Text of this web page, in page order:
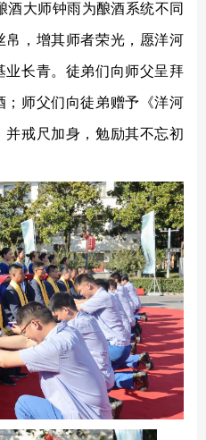
酒大师钟雨为酿酒系统不同
帛，增其师者荣光，愿洋河
长青。徒弟们向师父呈拜
；师父们向徒弟赠予《洋河
并戒尺加身，勉励其不忘初